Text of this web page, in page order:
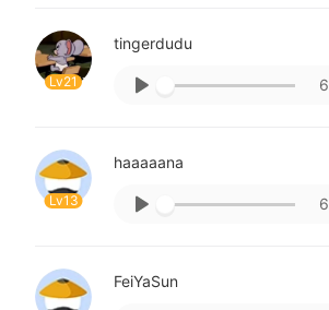
Lv21
tingerdudu
Lv13
haaaaana
FeiYaSun